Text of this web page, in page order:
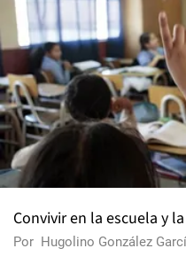
Convivir en la escuela y
Por Hugolino González